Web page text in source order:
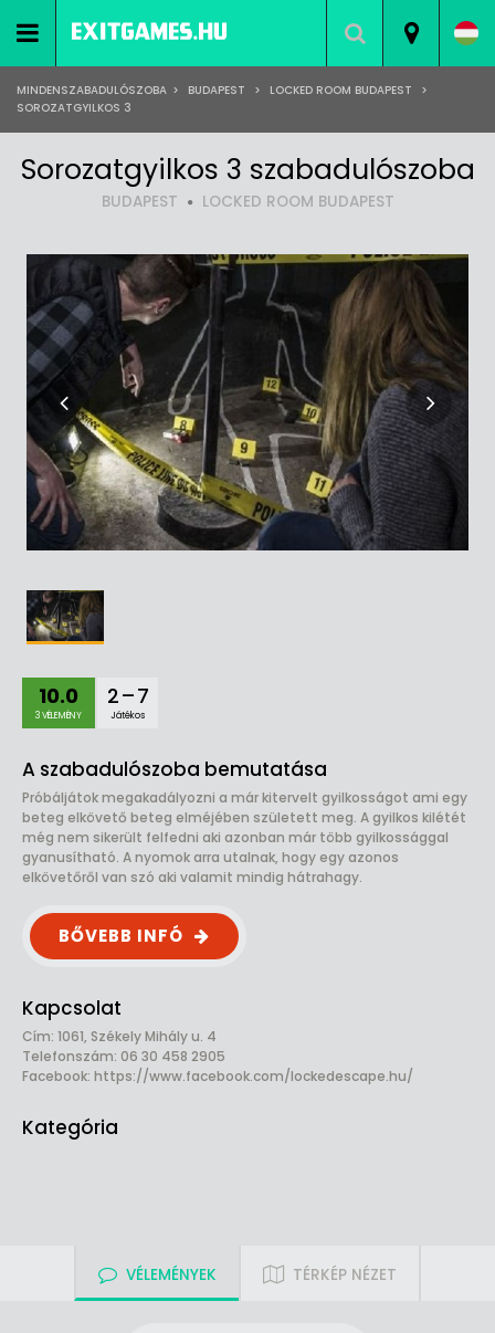
MINDENSZABADULÓSZOBA > BUDAPEST > LOCKED ROOM BUDAPEST
>
SOROZATGYILKOS 3
Sorozatgyilkos 3 szabadulószoba
BUDAPEST LOCKED ROOM BUDAPEST
10.0
3 VÉLEMÉNY
2 – 7
Játékos
A szabadulószoba bemutatása
Próbáljátok megakadályozni a már kitervelt gyilkosságot ami egy
beteg elkövető beteg elméjében született meg. A gyilkos kilétét
még nem sikerült felfedni aki azonban már több gyilkossággal
gyanusítható. A nyomok arra utalnak, hogy egy azonos
elkövetőről van szó aki valamit mindig hátrahagy.
BŐVEBB INFÓ
Kapcsolat
Cím: 1061, Székely Mihály u. 4
Telefonszám: 06 30 458 2905
Facebook: https://www.facebook.com/lockedescape.hu/
Kategória
VÉLEMÉNYEK TÉRKÉP NÉZET